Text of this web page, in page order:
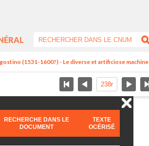
(1531-1600?) - Le diverse et artificiose machine
RECHERCHE DANS LE
DOCUMENT
TEXTE
OCÉRISÉ